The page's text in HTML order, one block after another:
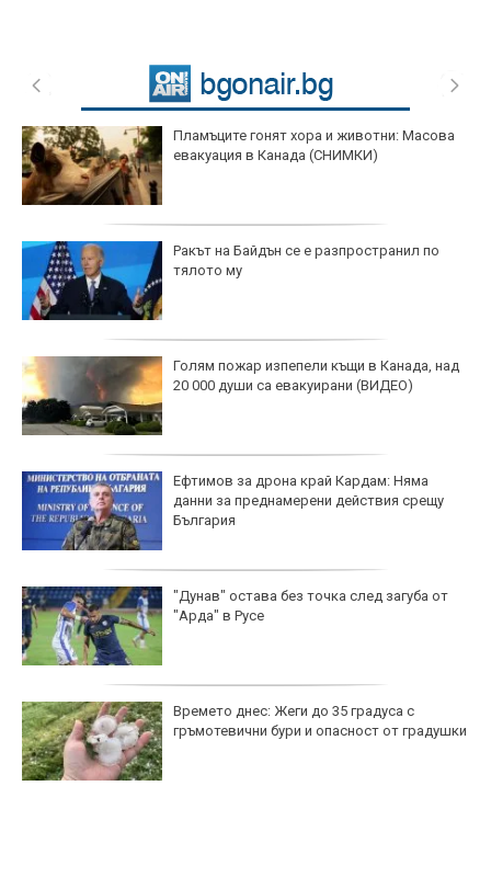
Пламъците гонят хора и животни: Масова
евакуация в Канада (СНИМКИ)
Ракът на Байдън се е разпространил по
тялото му
Голям пожар изпепели къщи в Канада, над
20 000 души са евакуирани (ВИДЕО)
Ефтимов за дрона край Кардам: Няма
данни за преднамерени действия срещу
България
"Дунав" остава без точка след загуба от
"Арда" в Русе
Времето днес: Жеги до 35 градуса с
гръмотевични бури и опасност от градушки